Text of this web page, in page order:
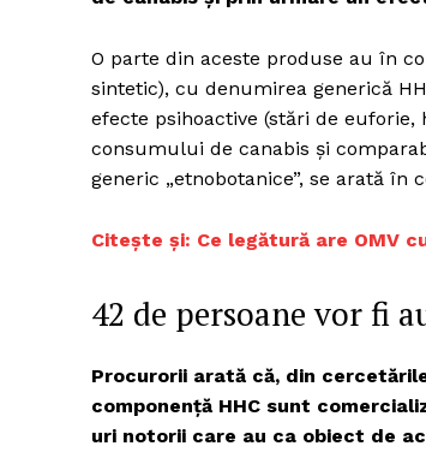
O parte din aceste produse au în
sintetic), cu denumirea generică
efecte psihoactive (stări de
consumului de canabis şi
generic „etnobotanice”, se arată în
Citește și: Ce legătură are OMV
42 de persoane vor fi
Procurorii arată că, din
componenţă HHC sunt
uri notorii care au ca obiect de